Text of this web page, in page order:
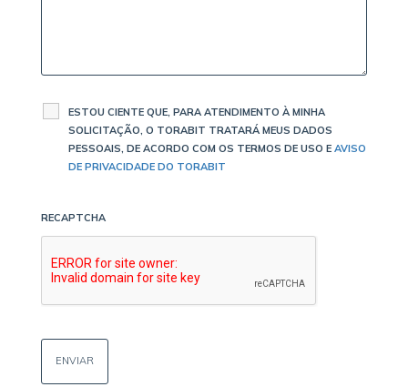
ESTOU CIENTE QUE, PARA ATENDIMENTO À MINHA
SOLICITAÇÃO, O TORABIT TRATARÁ MEUS DADOS
PESSOAIS, DE ACORDO COM OS TERMOS DE USO E AVISO
DE PRIVACIDADE DO TORABIT
RECAPTCHA